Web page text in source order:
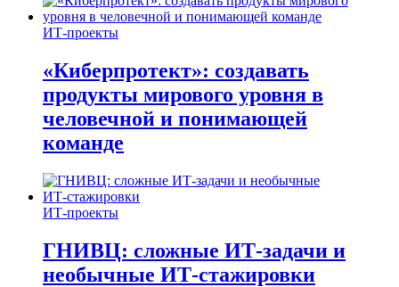
ИТ-проекты
«Киберпротект»: создавать
продукты мирового уровня в
человечной и понимающей
команде
ИТ-проекты
ГНИВЦ: сложные ИТ‑задачи и
необычные ИТ‑стажировки